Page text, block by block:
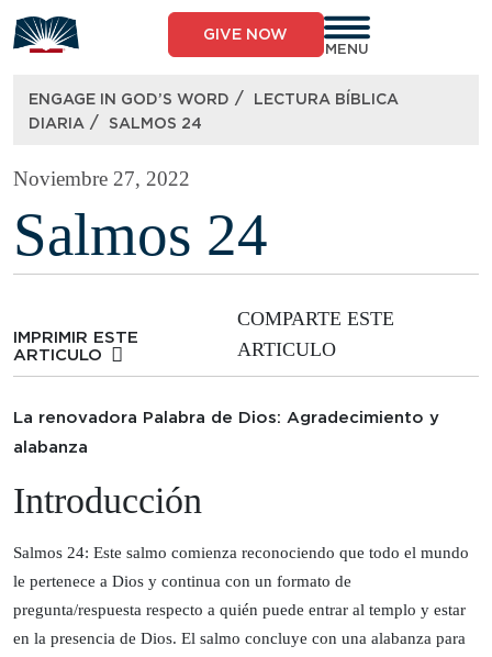
to
content
GIVE NOW
MENU
ENGAGE IN GOD’S WORD /
LECTURA BÍBLICA
DIARIA / SALMOS 24
Noviembre 27, 2022
Salmos 24
IMPRIMIR ESTE
ARTICULO
COMPARTE ESTE
ARTICULO
La renovadora Palabra de Dios: Agradecimiento y
alabanza
Introducción
Salmos 24: Este salmo comienza reconociendo que todo el mundo
le pertenece a Dios y continua con un formato de
pregunta/respuesta respecto a quién puede entrar al templo y estar
en la presencia de Dios. El salmo concluye con una alabanza para